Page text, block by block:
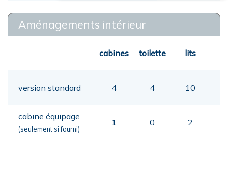
Aménagements intérieur
cabines toilette lits
version standard 4 4 10
cabine équipage
(seulement si fourni)
1 0 2